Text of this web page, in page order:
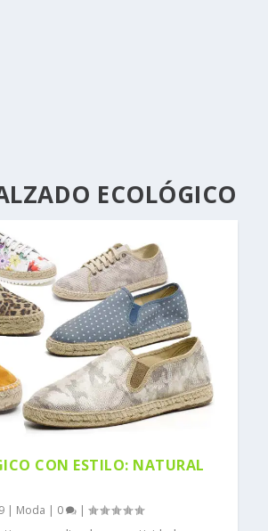
ECOLÓGICO
CON ESTILO: NATURAL
| Moda | 0 |